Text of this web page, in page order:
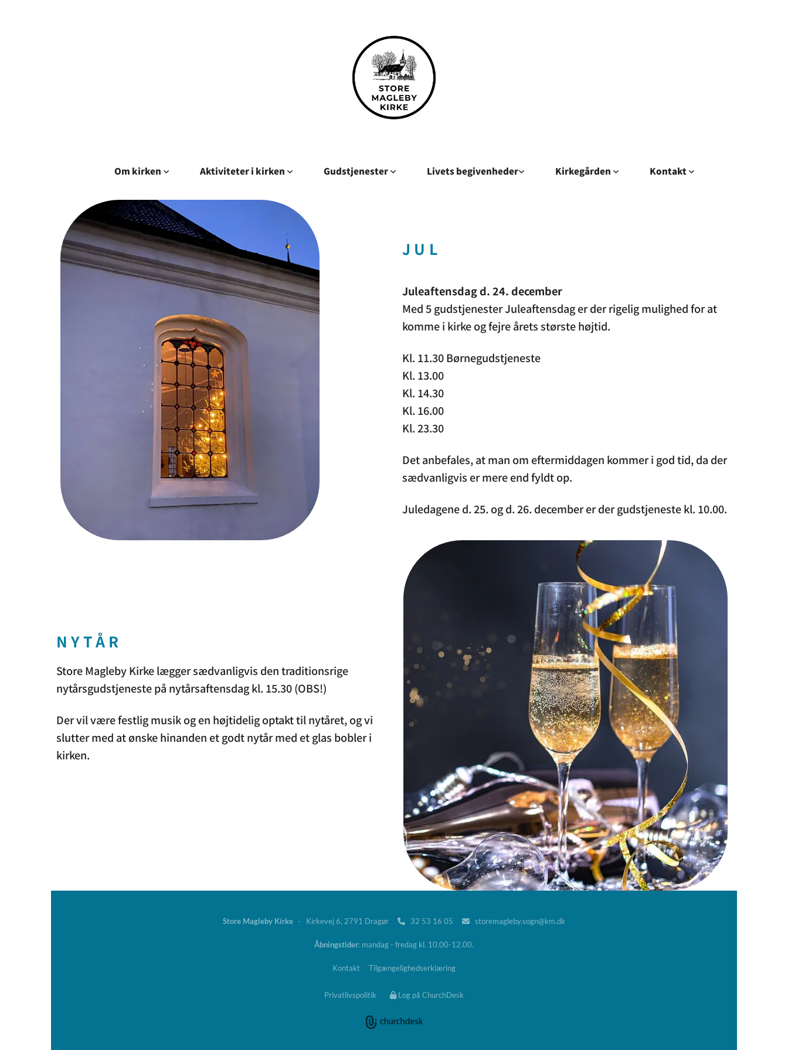
Om kirken Aktiviteter i kirken Gudstjenester Livets begivenheder Kirkegården Kontakt
JUL
Juleaftensdag d. 24. december
Med 5 gudstjenester Juleaftensdag er der rigelig mulighed for at
komme i kirke og fejre årets største højtid.
Kl. 11.30 Børnegudstjeneste
Kl. 13.00
Kl. 14.30
Kl. 16.00
Kl. 23.30
Det anbefales, at man om eftermiddagen kommer i god tid, da der
sædvanligvis er mere end fyldt op.
Juledagene d. 25. og d. 26. december er der gudstjeneste kl. 10.00.
NYTÅR
Store Magleby Kirke lægger sædvanligvis den traditionsrige
nytårsgudstjeneste på nytårsaftensdag kl. 15.30 (OBS!)
Der vil være festlig musik og en højtidelig optakt til nytåret, og vi
slutter med at ønske hinanden et godt nytår med et glas bobler i
kirken.
Store Magleby Kirke · Kirkevej 6, 2791 Dragør  32 53 16 05  storemagleby.sogn@km.dk
Åbningstider: mandag - fredag kl. 10.00-12.00.
Kontakt Tilgængelighedserklæring
Privatlivspolitik Log på ChurchDesk